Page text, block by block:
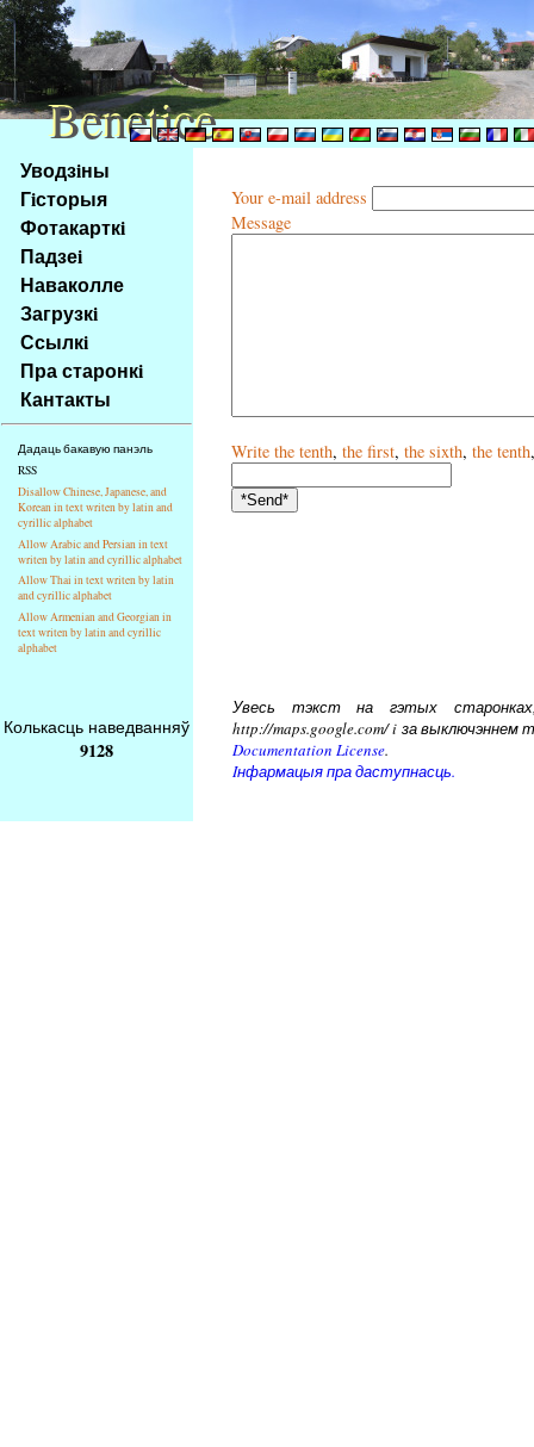
Na
obsah
stránky
Klávesové
zkratky
tomto
webu
základní
Hlavní
strana
Уводзiны
Гiсторыя
Фотакарткi
Падзеi
Наваколле
Загрузкi
Ссылкi
Пра старонкi
Кантакты
Дадаць бакавую панэль
RSS
Disallow Chinese, Japanese, and
Korean in text writen by latin and
cyrillic alphabet
Allow Arabic and Persian in text
writen by latin and cyrillic alphabet
Allow Thai in text writen by latin
and cyrillic alphabet
Allow Armenian and Georgian in
text writen by latin and cyrillic
alphabet
Your e-mail address
Message
Write the tenth, the first, the sixth, the tenth
Колькасць наведванняў
9128
Увесь тэкст на гэтых
http://maps.google.com/ i за
Documentation License.
Iнфармацыя пра даступнасць.
Benetice
Benetice